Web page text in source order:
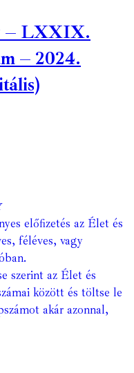
– LXXIX.
– 2024.
előfizetés az Élet és
féléves, vagy
szerint az Élet és
között és töltse le
akár azonnal,